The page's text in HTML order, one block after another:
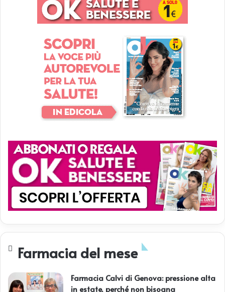
Farmacia del mese
Farmacia Calvi di Genova: pressione alta
in estate, perché non bisogna